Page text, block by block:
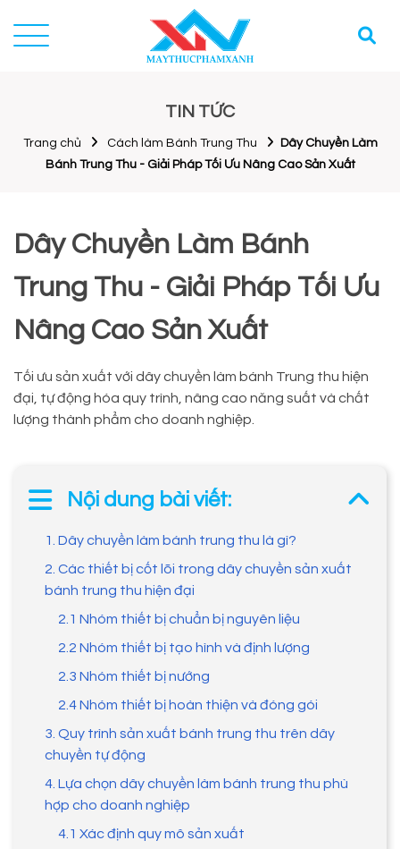
TIN TỨC
Trang chủ Cách làm Bánh Trung Thu
Dây Chuyền Làm
Bánh Trung Thu - Giải Pháp Tối Ưu Nâng Cao Sản Xuất
Dây Chuyền Làm Bánh
Trung Thu - Giải Pháp Tối Ưu
Nâng Cao Sản Xuất
Tối ưu sản xuất với dây chuyền làm bánh Trung thu hiện
đại, tự động hóa quy trình, nâng cao năng suất và chất
lượng thành phẩm cho doanh nghiệp.
Nội dung bài viết:
1. Dây chuyền làm bánh trung thu là gì?
2. Các thiết bị cốt lõi trong dây chuyền sản xuất
bánh trung thu hiện đại
2.1 Nhóm thiết bị chuẩn bị nguyên liệu
2.2 Nhóm thiết bị tạo hình và định lượng
2.3 Nhóm thiết bị nướng
2.4 Nhóm thiết bị hoàn thiện và đóng gói
3. Quy trình sản xuất bánh trung thu trên dây
chuyền tự động
4. Lựa chọn dây chuyền làm bánh trung thu phù
hợp cho doanh nghiệp
4.1 Xác định quy mô sản xuất